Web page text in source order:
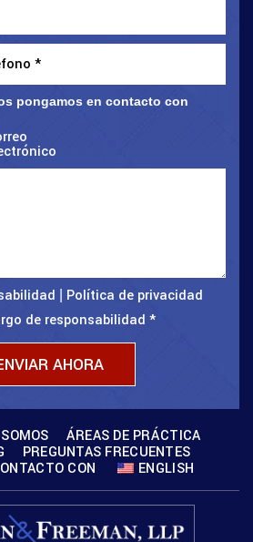
pongamos en contacto con
Política de privacidad
de responsabilidad *
ÁREAS DE PRÁCTICA
PREGUNTAS FRECUENTES
CON
ENGLISH